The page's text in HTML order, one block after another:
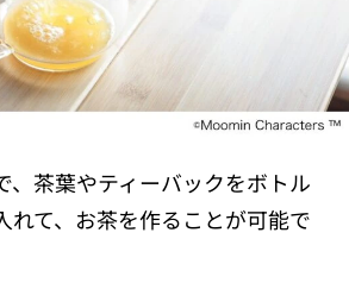
、茶葉やティーバックをボトル
れて、お茶を作ることが可能で